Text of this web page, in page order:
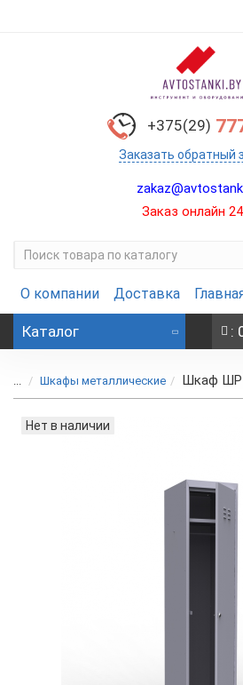
+375(29)
Заказать обратный
Заказ онлайн
О компании Доставка
Каталог :
... Шкафы металлические Шкаф
Нет в наличии